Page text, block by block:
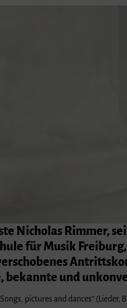
Nicholas Rimmer,
für Musik
bekannte und
pictures and dances“